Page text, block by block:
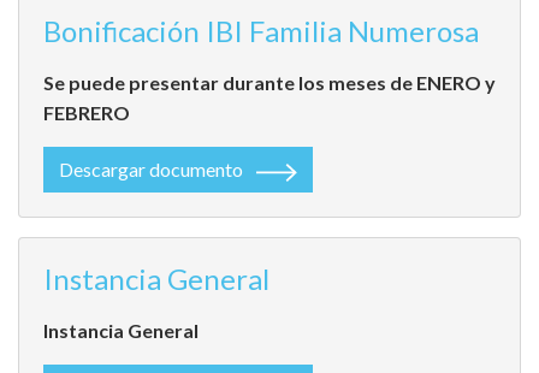
Bonificación IBI Familia Numerosa
Se puede presentar durante los meses de ENERO y
FEBRERO
Descargar documento
Instancia General
Instancia General